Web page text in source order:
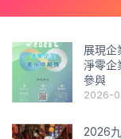
展現企
淨零企
參與
2026-
2026